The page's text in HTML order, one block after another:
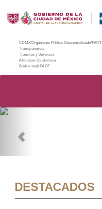
CDMX/Organismo Público Descentralizado/PAOT
Transparencia
Trámites y Servicios
Atención Ciudadana
Web e-mail PAOT
DESTACADOS